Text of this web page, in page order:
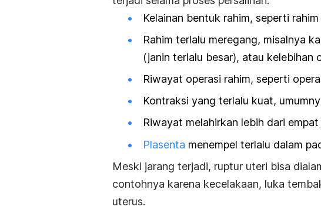
Kelainan bentuk rahim, seperti
Rahim terlalu meregang, misalnya
(janin terlalu besar), atau kelebihan
Riwayat operasi rahim, seperti
Kontraksi yang terlalu kuat,
Riwayat melahirkan lebih dari empat
Plasenta menempel terlalu dalam
Meski jarang terjadi, ruptur uteri bisa
contohnya karena kecelakaan, luka
uterus.